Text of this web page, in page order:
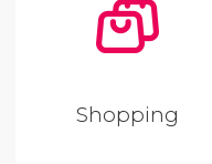
Shopping